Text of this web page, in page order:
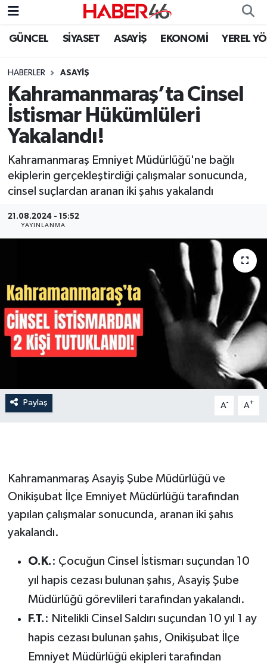
GÜNCEL SİYASET ASAYİŞ EKONOMİ YEREL
HABERLER ASAYİŞ
Kahramanmaraş’ta Cinsel
İstismar Hükümlüleri
Yakalandı!
Kahramanmaraş Emniyet Müdürlüğü'ne bağlı
ekiplerin gerçekleştirdiği çalışmalar sonucunda,
cinsel suçlardan aranan iki şahıs yakalandı
21.08.2024 - 15:52
YAYINLANMA
Paylaş A- A+
Kahramanmaraş Asayiş Şube Müdürlüğü ve
Onikişubat İlçe Emniyet Müdürlüğü tarafından
yapılan çalışmalar sonucunda, aranan iki şahıs
yakalandı.
O.K.: Çocuğun Cinsel İstismarı suçundan 10
yıl hapis cezası bulunan şahıs, Asayiş Şube
Müdürlüğü görevlileri tarafından yakalandı.
F.T.: Nitelikli Cinsel Saldırı suçundan 10 yıl 1 ay
hapis cezası bulunan şahıs, Onikişubat İlçe
Emniyet Müdürlüğü ekipleri tarafından
GÜNCEL
SİYASET
EKONOMİ
SPOR
YAŞAM
TEKNOLOJİ
SAĞLIK
İLÇE HABERLERİ
KÜLTÜR-SANAT
KSÜ
ROPORTAJ
YEREL YÖNETİM
MEDYA
SEÇİM 2011
ÜÇÜNCÜ SAYFA
BİLİMNET
Yemek
Nöbetçi Eczaneler
Hava Durumu
Kahramanmaraş Namaz Vakitleri
Trafik Durumu
Süper Lig Puan Durumu ve Fikstür
Tüm Manşetler
Son Dakika Haberleri